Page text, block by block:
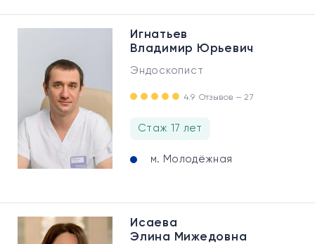
Игнатьев
Владимир Юрьевич
Эндоскопист
4.9 Отзывов — 27
Стаж 17 лет
м. Молодёжная
Исаева
Элина Мижедовна